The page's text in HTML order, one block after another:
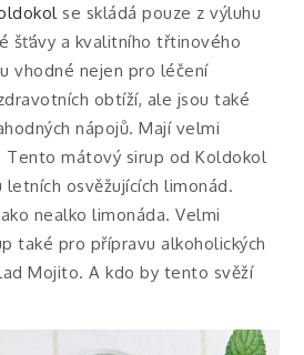
se skládá pouze z výluhu
šťávy a kvalitního třtinového
vhodné nejen pro léčení
obtíží, ale jsou také
nápojů. Mají velmi
Tento mátový sirup od Koldokol
osvěžujících limonád.
nealko limonáda. Velmi
také pro přípravu alkoholických
Mojito. A kdo by tento svěží